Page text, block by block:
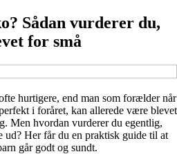
Sådan vurderer du,
for små
hurtigere, end man som forælder når
i foråret, kan allerede være blevet
Men hvordan vurderer du egentlig,
ud? Her får du en praktisk guide til at
går godt og sundt.